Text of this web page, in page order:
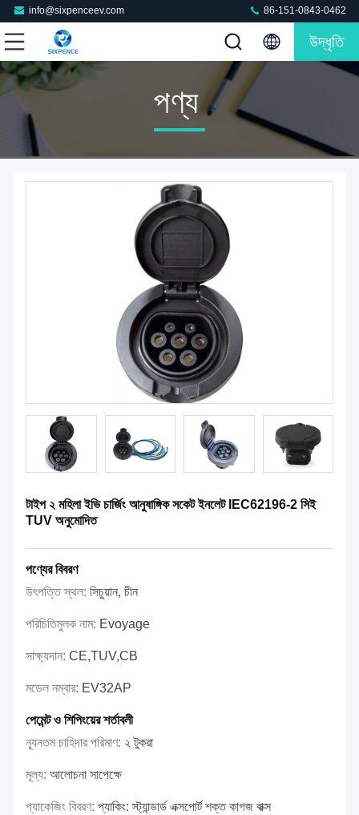
info@sixpenceev.com 86-151-0843-0462
উদ্ধৃতি
পণ্য
টাইপ ২ মহিলা ইভি চার্জিং আনুষাঙ্গিক সকেট ইনলেট IEC62196-2 সিই
TUV অনুমোদিত
পণ্যের বিবরণ
উৎপত্তি স্থল: সিচুয়ান, চীন
পরিচিতিমুলক নাম: Evoyage
সাক্ষ্যদান: CE,TUV,CB
মডেল নম্বার: EV32AP
পেমেন্ট ও শিপিংয়ের শর্তাবলী
ন্যূনতম চাহিদার পরিমাণ: ২ টুকরা
মূল্য: আলোচনা সাপেক্ষে
প্যাকেজিং বিবরণ: প্যাকিং: স্ট্যান্ডার্ড এক্সপোর্ট শক্ত কাগজ বাক্স